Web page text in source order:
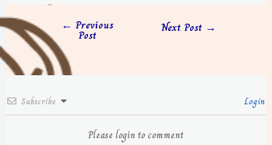
← Previous
Post Next Post →
Subscribe Login
Please login to comment